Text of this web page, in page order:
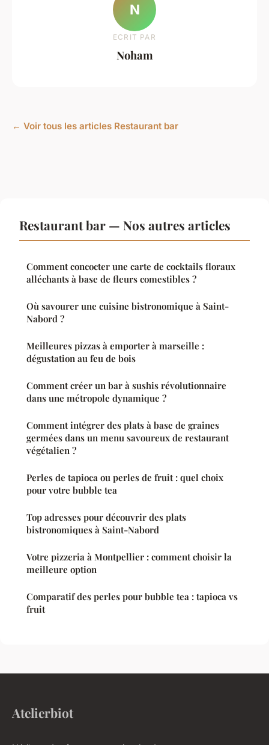
N
ECRIT PAR
Noham
← Voir tous les articles Restaurant bar
Restaurant bar — Nos autres articles
Comment concocter une carte de cocktails floraux
alléchants à base de fleurs comestibles ?
Où savourer une cuisine bistronomique à Saint-
Nabord ?
Meilleures pizzas à emporter à marseille :
dégustation au feu de bois
Comment créer un bar à sushis révolutionnaire
dans une métropole dynamique ?
Comment intégrer des plats à base de graines
germées dans un menu savoureux de restaurant
végétalien ?
Perles de tapioca ou perles de fruit : quel choix
pour votre bubble tea
Top adresses pour découvrir des plats
bistronomiques à Saint-Nabord
Votre pizzeria à Montpellier : comment choisir la
meilleure option
Comparatif des perles pour bubble tea : tapioca vs
fruit
Atelierbiot